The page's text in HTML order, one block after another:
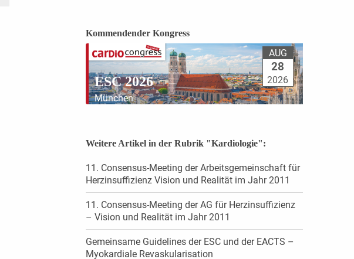
Kommendender Kongress
ESC 2026
München
AUG
28
2026
Weitere Artikel in der Rubrik "Kardiologie":
11. Consensus-Meeting der Arbeitsgemeinschaft für
Herzinsuffizienz Vision und Realität im Jahr 2011
11. Consensus-Meeting der AG für Herzinsuffizienz
– Vision und Realität im Jahr 2011
Gemeinsame Guidelines der ESC und der EACTS –
Myokardiale Revaskularisation